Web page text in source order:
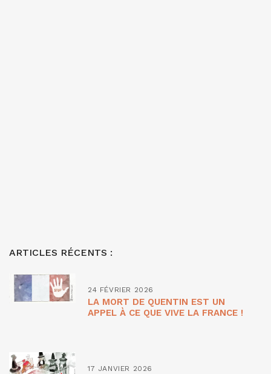
ARTICLES RÉCENTS :
24 FÉVRIER 2026
LA MORT DE QUENTIN EST UN
APPEL À CE QUE VIVE LA FRANCE !
17 JANVIER 2026